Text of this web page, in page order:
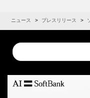
ニュース プレスリリース
Conduct
a